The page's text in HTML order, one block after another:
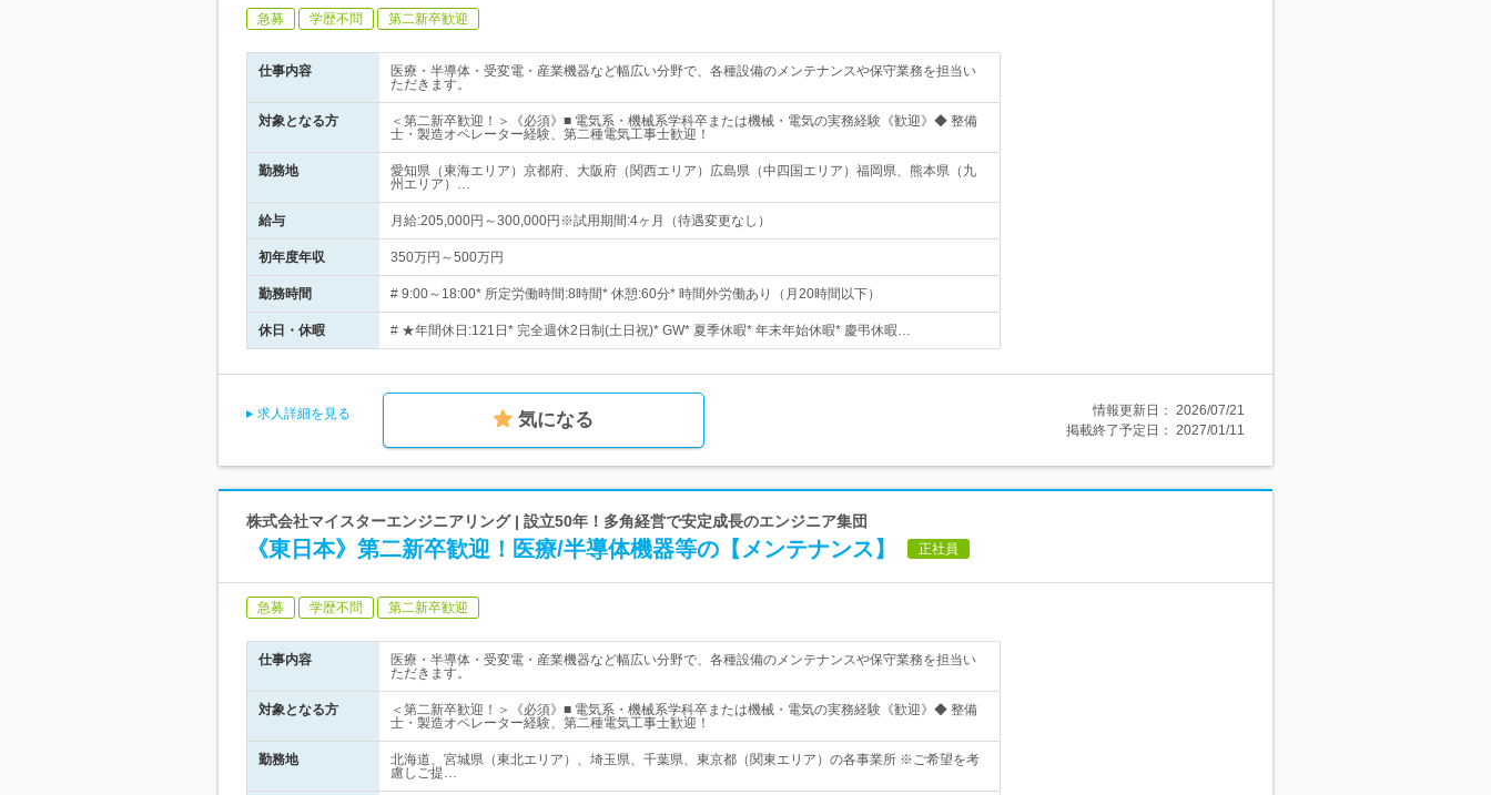
急募 学歴不問 第二新卒歓迎
仕事内容
医療・半導体・受変電・産業機器など幅広い分野で、各種設備のメンテナンスや保守業務を担当い
ただきます。
対象となる方
＜第二新卒歓迎！＞《必須》■ 電気系・機械系学科卒または機械・電気の実務経験《歓迎》◆ 整備
士・製造オペレーター経験、第二種電気工事士歓迎！
勤務地
愛知県（東海エリア）京都府、大阪府（関西エリア）広島県（中四国エリア）福岡県、熊本県（九
州エリア）…
給与 月給:205,000円～300,000円※試用期間:4ヶ月（待遇変更なし）
初年度年収 350万円～500万円
勤務時間 # 9:00～18:00* 所定労働時間:8時間* 休憩:60分* 時間外労働あり（月20時間以下）
休日・休暇 # ★年間休日:121日* 完全週休2日制(土日祝)* GW* 夏季休暇* 年末年始休暇* 慶弔休暇…
求人詳細を見る 気になる 情報更新日： 2026/07/21
掲載終了予定日： 2027/01/11
株式会社マイスターエンジニアリング | 設立50年！多角経営で安定成長のエンジニア集団
《東日本》第二新卒歓迎！医療/半導体機器等の【メンテナンス】 正社員
急募 学歴不問 第二新卒歓迎
仕事内容
医療・半導体・受変電・産業機器など幅広い分野で、各種設備のメンテナンスや保守業務を担当い
ただきます。
対象となる方
＜第二新卒歓迎！＞《必須》■ 電気系・機械系学科卒または機械・電気の実務経験《歓迎》◆ 整備
士・製造オペレーター経験、第二種電気工事士歓迎！
勤務地
北海道、宮城県（東北エリア）、埼玉県、千葉県、東京都（関東エリア）の各事業所 ※ご希望を考
慮しご提…